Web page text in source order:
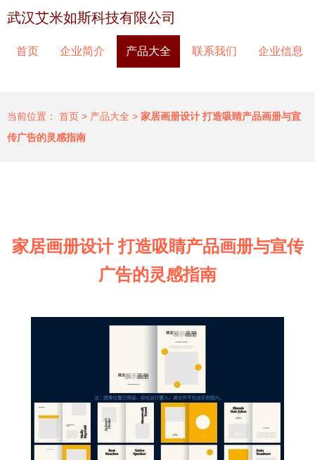
武汉艾米如斯科技有限公司
首页 企业简介 产品大全 联系我们 企业信息
当前位置： 首页 > 产品大全 > 家居画册设计 打造吸睛产品画册与宣
传广告的灵感指南
家居画册设计 打造吸睛产品画册与宣传
广告的灵感指南